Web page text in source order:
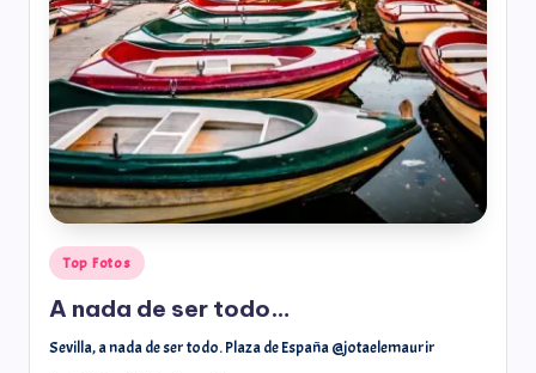
Top Fotos
A nada de ser todo…
Sevilla, a nada de ser todo. Plaza de España @jotaelemaurir